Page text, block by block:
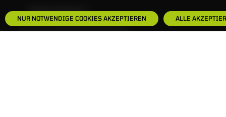
HÄUFIG GESUCHT:
NUR NOTWENDIGE COOKIES AKZEPTIEREN ALLE